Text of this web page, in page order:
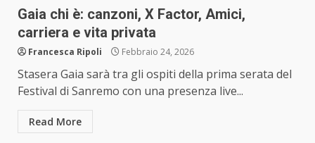
Gaia chi è: canzoni, X Factor, Amici,
carriera e vita privata
Francesca Ripoli Febbraio 24, 2026
Stasera Gaia sarà tra gli ospiti della prima serata del
Festival di Sanremo con una presenza live...
Read More